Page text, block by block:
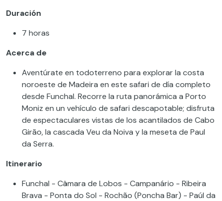
Duración
7 horas
Acerca de
Aventúrate en todoterreno para explorar la costa
noroeste de Madeira en este safari de día completo
desde Funchal. Recorre la ruta panorámica a Porto
Moniz en un vehículo de safari descapotable; disfruta
de espectaculares vistas de los acantilados de Cabo
Girão, la cascada Veu da Noiva y la meseta de Paul
da Serra.
Itinerario
Funchal - Câmara de Lobos - Campanário - Ribeira
Brava - Ponta do Sol - Rochão (Poncha Bar) - Paúl da